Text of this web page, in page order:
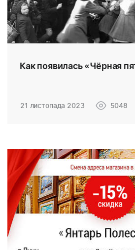
Как появилась «Чёрная
21 листопада 2023 5048